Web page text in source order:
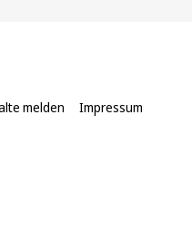
melden Impressum